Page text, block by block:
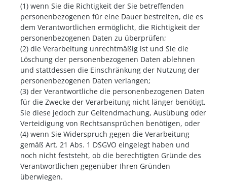
(1) wenn Sie die Richtigkeit der Sie betreffenden
personenbezogenen für eine Dauer bestreiten, die es
dem Verantwortlichen ermöglicht, die Richtigkeit der
personenbezogenen Daten zu überprüfen;
(2) die Verarbeitung unrechtmäßig ist und Sie die
Löschung der personenbezogenen Daten ablehnen
und stattdessen die Einschränkung der Nutzung der
personenbezogenen Daten verlangen;
(3) der Verantwortliche die personenbezogenen Daten
für die Zwecke der Verarbeitung nicht länger benötigt,
Sie diese jedoch zur Geltendmachung, Ausübung oder
Verteidigung von Rechtsansprüchen benötigen, oder
(4) wenn Sie Widerspruch gegen die Verarbeitung
gemäß Art. 21 Abs. 1 DSGVO eingelegt haben und
noch nicht feststeht, ob die berechtigten Gründe des
Verantwortlichen gegenüber Ihren Gründen
überwiegen.